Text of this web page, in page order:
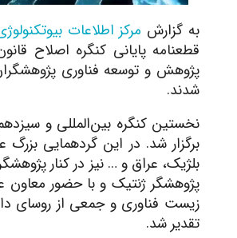
به گزارش مرکز اطلاعات
قطعنامه پایانی کنگره اصلاح
پژوهش و توسعه فناوری
شدند.
نخستین کنگره بین‌المللی و
برگزار شد. در این گردهمایی بزرگ
پژوهشگر ژنتیک و با حضور معاون
زیست فناوری و جمعی از روسای
تقدیر شد.